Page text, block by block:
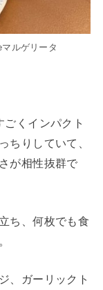
ルゲリータ
くインパクト
ちりしていて、
が相性抜群で
ち、何枚でも食
、ガーリックト